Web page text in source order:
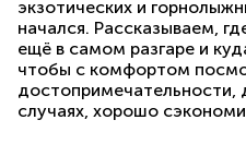
экзотических и
начался. Рассказываем,
ещё в самом разгаре и
чтобы с комфортом
достопримечательности,
случаях, хорошо